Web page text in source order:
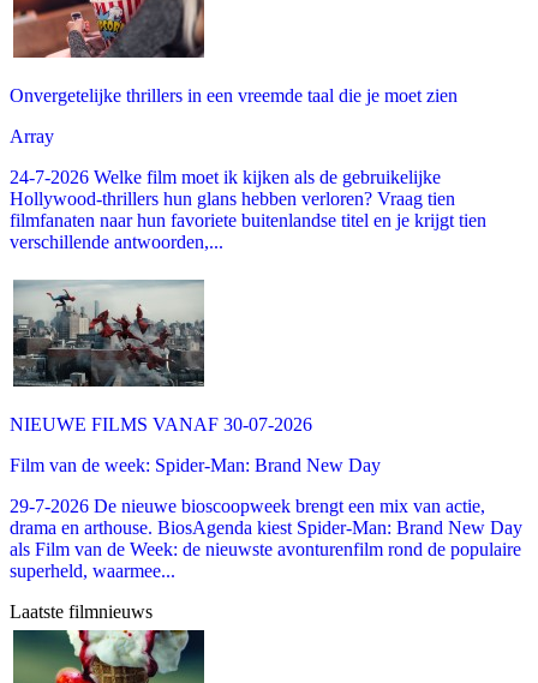
Onvergetelijke thrillers in een vreemde taal die je moet zien
Array
24-7-2026 Welke film moet ik kijken als de gebruikelijke
Hollywood-thrillers hun glans hebben verloren? Vraag tien
filmfanaten naar hun favoriete buitenlandse titel en je krijgt tien
verschillende antwoorden,...
NIEUWE FILMS VANAF 30-07-2026
Film van de week: Spider-Man: Brand New Day
29-7-2026 De nieuwe bioscoopweek brengt een mix van actie,
drama en arthouse. BiosAgenda kiest Spider-Man: Brand New Day
als Film van de Week: de nieuwste avonturenfilm rond de populaire
superheld, waarmee...
Laatste filmnieuws